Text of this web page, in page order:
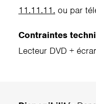
11.11.11. ou par
Contraintes
Lecteur DVD +